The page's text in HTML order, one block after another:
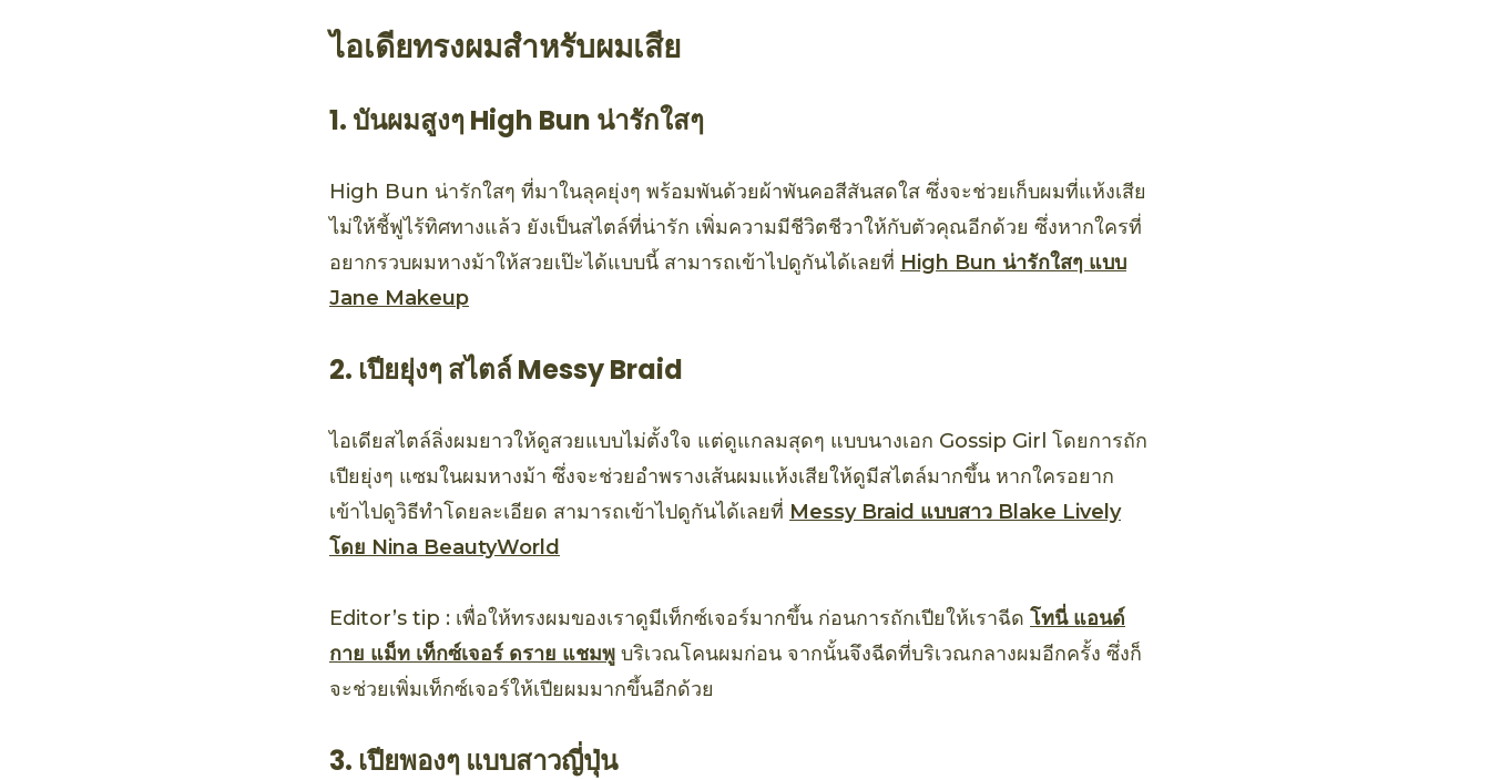
ไอเดียทรงผมสำหรับผมเสีย
1. บันผมสูงๆ High Bun น่ารักใสๆ
High Bun น่ารักใสๆ ที่มาในลุคยุ่งๆ พร้อมพันด้วยผ้าพันคอสีสันสดใส ซึ่งจะช่วยเก็บผมที่แห้งเสีย
ไม่ให้ชี้ฟูไร้ทิศทางแล้ว ยังเป็นสไตล์ที่น่ารัก เพิ่มความมีชีวิตชีวาให้กับตัวคุณอีกด้วย ซึ่งหากใครที่
อยากรวบผมหางม้าให้สวยเป๊ะได้แบบนี้ สามารถเข้าไปดูกันได้เลยที่ High Bun น่ารักใสๆ แบบ
Jane Makeup
2. เปียยุ่งๆ สไตล์ Messy Braid
ไอเดียสไตล์ลิ่งผมยาวให้ดูสวยแบบไม่ตั้งใจ แต่ดูแกลมสุดๆ แบบนางเอก Gossip Girl โดยการถัก
เปียยุ่งๆ แซมในผมหางม้า ซึ่งจะช่วยอำพรางเส้นผมแห้งเสียให้ดูมีสไตล์มากขึ้น หากใครอยาก
เข้าไปดูวิธีทำโดยละเอียด สามารถเข้าไปดูกันได้เลยที่ Messy Braid แบบสาว Blake Lively
โดย Nina BeautyWorld
Editor’s tip : เพื่อให้ทรงผมของเราดูมีเท็กซ์เจอร์มากขึ้น ก่อนการถักเปียให้เราฉีด โทนี่ แอนด์
กาย แม็ท เท็กซ์เจอร์ ดราย แชมพู บริเวณโคนผมก่อน จากนั้นจึงฉีดที่บริเวณกลางผมอีกครั้ง ซึ่งก็
จะช่วยเพิ่มเท็กซ์เจอร์ให้เปียผมมากขึ้นอีกด้วย
3. เปียพองๆ แบบสาวญี่ปุ่น